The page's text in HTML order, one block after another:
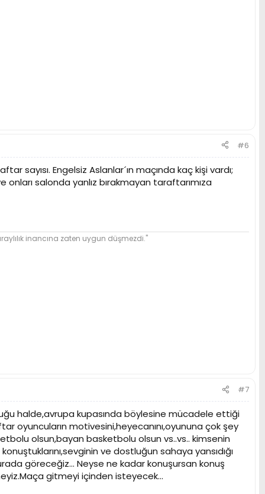
#6
sayısı. Engelsiz Aslanlar´ın maçında kaç kişi vardı;
onları salonda yanlız bırakmayan taraftarımıza
inancına zaten uygun düşmezdi."
#7
halde,avrupa kupasında böylesine mücadele ettiği
oyuncuların motivesini,heyecanını,oyununa çok şey
olsun,bayan basketbolu olsun vs..vs.. kimsenin
ve dostluğun sahaya yansıdığı
göreceğiz... Neyse ne kadar konuşursan konuş
gitmeyi içinden isteyecek...